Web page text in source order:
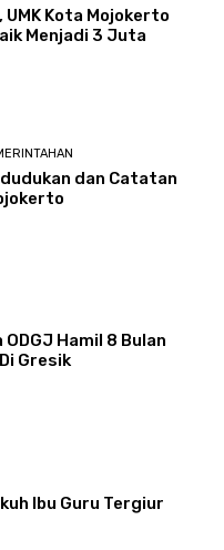
UMK Kota Mojokerto
Menjadi 3 Juta
dan Catatan
Hamil 8 Bulan
Gresik
Ibu Guru Tergiur